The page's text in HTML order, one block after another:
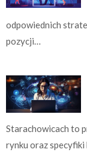
odpowiednich
pozycji…
Starachowicach to
rynku oraz specyfiki